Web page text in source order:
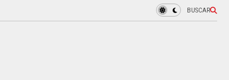
BUSCAR